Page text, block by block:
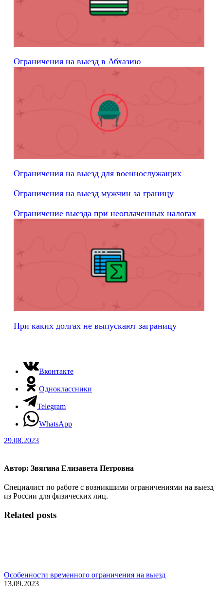
Ограничения на выезд в Абхазию
Ограничения на выезд для военнослужащих
Ограничения на выезд мужчин за границу
Ограничение выезда при неоплаченных налогах
При каких долгах не выпускают заграницу
Вконтакте
Одноклассники
Telegram
WhatsApp
29.08.2023
Автор: Звягина Елизавета Петровна
Специалист по работе с возникшими ограничениями на выезд
из России для физических лиц.
Related posts
Особенности временного ограничения на выезд
13.09.2023